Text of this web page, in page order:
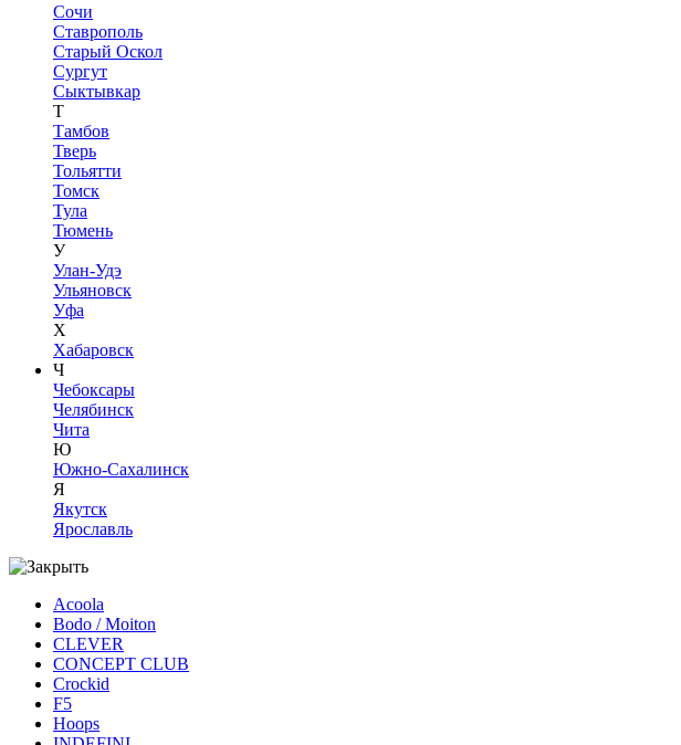
Сочи
Ставрополь
Старый Оскол
Сургут
Сыктывкар
Т
Тамбов
Тверь
Тольятти
Томск
Тула
Тюмень
У
Улан-Удэ
Ульяновск
Уфа
Х
Хабаровск
Ч
Чебоксары
Челябинск
Чита
Ю
Южно-Сахалинск
Я
Якутск
Ярославль
Acoola
Bodo / Moiton
CLEVER
CONCEPT CLUB
Crockid
F5
Hoops